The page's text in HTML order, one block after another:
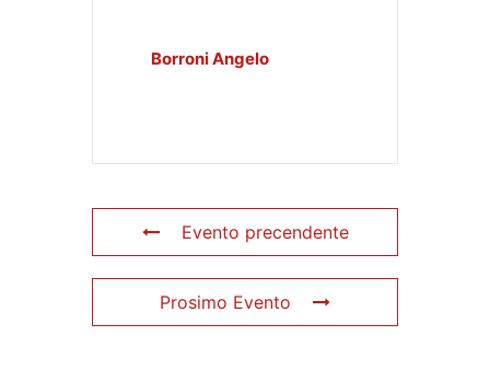
Borroni Angelo
Evento precendente
Prosimo Evento